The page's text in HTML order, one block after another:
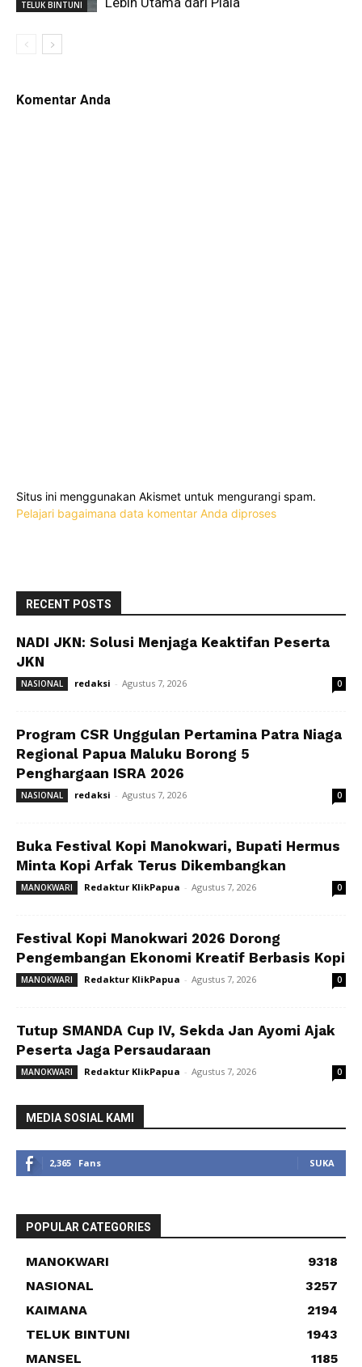
TELUK BINTUNI
Komentar Anda
Situs ini menggunakan Akismet untuk mengurangi spam.
Pelajari bagaimana data komentar Anda diproses
RECENT POSTS
NADI JKN: Solusi Menjaga Keaktifan Peserta
JKN
NASIONAL redaksi - Agustus 7, 2026 0
Program CSR Unggulan Pertamina Patra Niaga
Regional Papua Maluku Borong 5
Penghargaan ISRA 2026
NASIONAL redaksi - Agustus 7, 2026 0
Buka Festival Kopi Manokwari, Bupati Hermus
Minta Kopi Arfak Terus Dikembangkan
MANOKWARI Redaktur KlikPapua - Agustus 7, 2026 0
Festival Kopi Manokwari 2026 Dorong
Pengembangan Ekonomi Kreatif Berbasis Kopi
MANOKWARI Redaktur KlikPapua - Agustus 7, 2026 0
Tutup SMANDA Cup IV, Sekda Jan Ayomi Ajak
Peserta Jaga Persaudaraan
MANOKWARI Redaktur KlikPapua - Agustus 7, 2026 0
MEDIA SOSIAL KAMI
2,365 Fans SUKA
POPULAR CATEGORIES
MANOKWARI
9318
NASIONAL
3257
KAIMANA
2194
TELUK BINTUNI
1943
MANSEL
1185